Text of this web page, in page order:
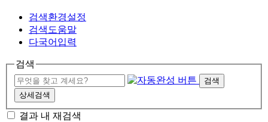
검색환경설정
검색도움말
다국어입력
검색
검색
상세검색
결과 내 재검색